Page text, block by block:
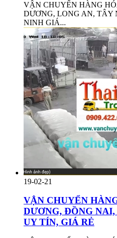
VẬN CHUYỂN HÀNG
DƯƠNG, LONG AN, TÂY
NINH GIÁ...
19-02-21
VẬN CHUYỂN
DƯƠNG, ĐỒNG
UY TÍN, GIÁ RẺ